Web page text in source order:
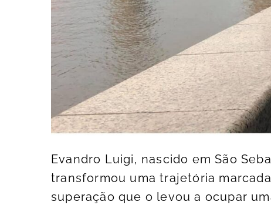
Evandro Luigi, nascido em São
transformou uma trajetória
superação que o levou a ocupar